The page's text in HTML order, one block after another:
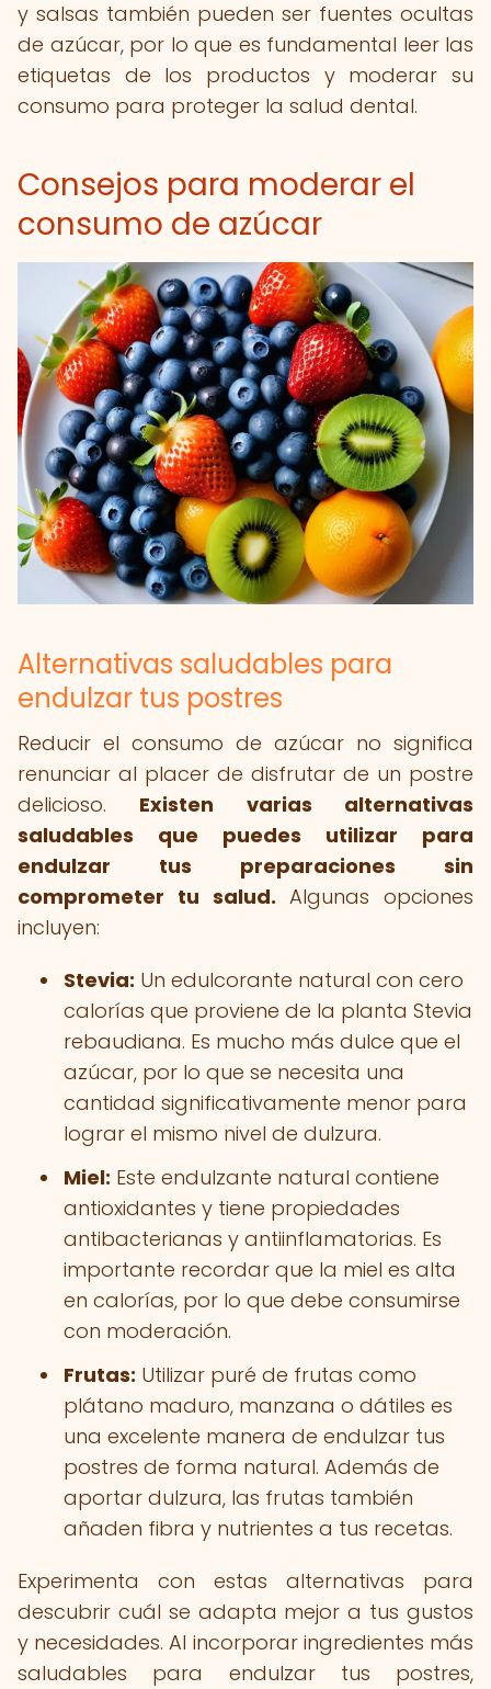
y salsas también pueden ser fuentes ocultas
de azúcar, por lo que es fundamental leer las
etiquetas de los productos y moderar su
consumo para proteger la salud dental.
Consejos para moderar el
consumo de azúcar
Alternativas saludables para
endulzar tus postres
Reducir el consumo de azúcar no significa
renunciar al placer de disfrutar de un postre
delicioso. Existen varias alternativas
saludables que puedes utilizar para
endulzar tus preparaciones sin
comprometer tu salud. Algunas opciones
incluyen:
Stevia: Un edulcorante natural con cero
calorías que proviene de la planta Stevia
rebaudiana. Es mucho más dulce que el
azúcar, por lo que se necesita una
cantidad significativamente menor para
lograr el mismo nivel de dulzura.
Miel: Este endulzante natural contiene
antioxidantes y tiene propiedades
antibacterianas y antiinflamatorias. Es
importante recordar que la miel es alta
en calorías, por lo que debe consumirse
con moderación.
Frutas: Utilizar puré de frutas como
plátano maduro, manzana o dátiles es
una excelente manera de endulzar tus
postres de forma natural. Además de
aportar dulzura, las frutas también
añaden fibra y nutrientes a tus recetas.
Experimenta con estas alternativas para
descubrir cuál se adapta mejor a tus gustos
y necesidades. Al incorporar ingredientes más
saludables para endulzar tus postres,